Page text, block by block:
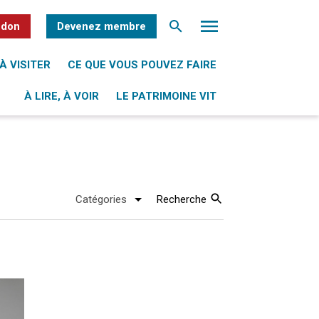
Devenez membre
VISITER CE QUE VOUS POUVEZ FAIRE
À LIRE, À VOIR LE PATRIMOINE VIT
Recherche